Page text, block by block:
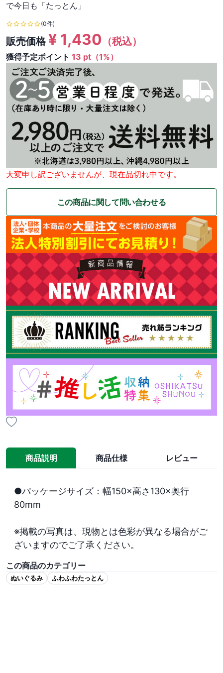
で今日も「たっとん」
(0件)
販売価格¥ 1,430 （税込）
獲得予定ポイント 13 pt（1%）
大変申し訳ございませんが、現在品切れ中です。
この商品に関して問い合わせる
商品説明 商品仕様 レビュー
●パッケージサイズ：幅150×高さ130×奥行
80mm
※掲載の写真は、現物とは色彩が異なる場合がご
ざいますのでご了承ください。
この商品のカテゴリー
ぬいぐるみ ふわふわたっとん